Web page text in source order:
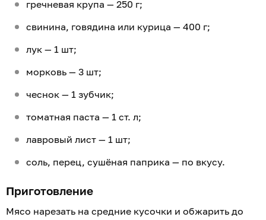
гречневая крупа — 250 г;
свинина, говядина или курица — 400 г;
лук — 1 шт;
морковь — 3 шт;
чеснок — 1 зубчик;
томатная паста — 1 ст. л;
лавровый лист — 1 шт;
соль, перец, сушёная паприка — по вкусу.
Приготовление
Мясо нарезать на средние кусочки и обжарить до